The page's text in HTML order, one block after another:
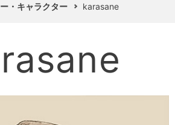
・キャラクター karasane